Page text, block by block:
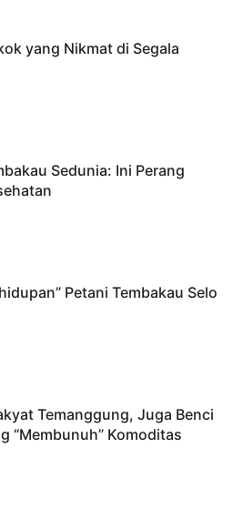
yang Nikmat di Segala
Sedunia: Ini Perang
Petani Tembakau Selo
Temanggung, Juga Benci
“Membunuh” Komoditas